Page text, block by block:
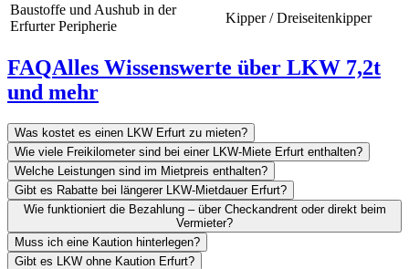
Baustoffe und Aushub in der
Erfurter Peripherie
Kipper / Dreiseitenkipper
FAQAlles Wissenswerte über LKW 7,2t
und mehr
Was kostet es einen LKW Erfurt zu mieten?
Wie viele Freikilometer sind bei einer LKW-Miete Erfurt enthalten?
Welche Leistungen sind im Mietpreis enthalten?
Gibt es Rabatte bei längerer LKW-Mietdauer Erfurt?
Wie funktioniert die Bezahlung – über Checkandrent oder direkt beim
Vermieter?
Muss ich eine Kaution hinterlegen?
Gibt es LKW ohne Kaution Erfurt?